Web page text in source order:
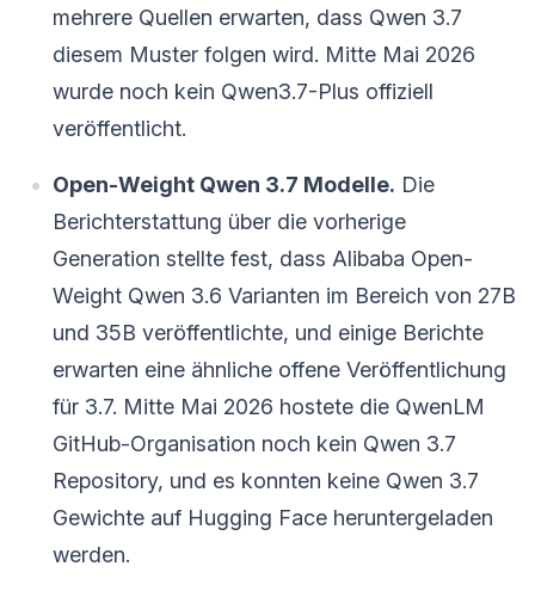
mehrere Quellen erwarten, dass Qwen 3.7
diesem Muster folgen wird. Mitte Mai 2026
wurde noch kein Qwen3.7-Plus offiziell
veröffentlicht.
Open-Weight Qwen 3.7 Modelle. Die
Berichterstattung über die vorherige
Generation stellte fest, dass Alibaba Open-
Weight Qwen 3.6 Varianten im Bereich von 27B
und 35B veröffentlichte, und einige Berichte
erwarten eine ähnliche offene Veröffentlichung
für 3.7. Mitte Mai 2026 hostete die QwenLM
GitHub-Organisation noch kein Qwen 3.7
Repository, und es konnten keine Qwen 3.7
Gewichte auf Hugging Face heruntergeladen
werden.